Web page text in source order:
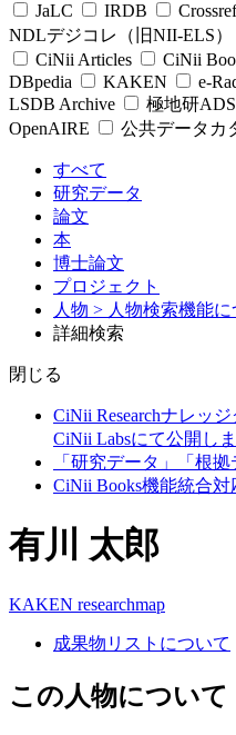
JaLC
IRDB
NDLデジコレ（旧NII-ELS）
CiNii Articles
CiNii
DBpedia
KAKEN e-
LSDB Archive
極地研ADS
OpenAIRE
公共データカ
すべて
研究データ
論文
本
博士論文
プロジェクト
人物 > 人物検索機能に
詳細検索
閉じる
CiNii Researchナレッ
CiNii Labsにて公開し
「研究データ」「根
CiNii Books機能統合
有川 太郎
KAKEN researchmap
成果物リストについて
この人物について